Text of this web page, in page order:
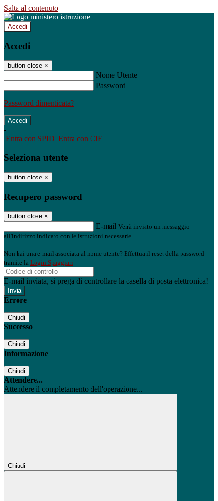
Salta al contenuto
Accedi
Accedi
button close ×
Nome Utente
Password
Password dimenticata?
-
Entra con SPID Entra con CIE
Seleziona utente
button close ×
Recupero password
button close ×
E-mail Verrà inviato un messaggio
all'indirizzo indicato con le istruzioni necessarie.
Non hai una e-mail associata al nome utente? Effettua il reset della password
tramite la Login Spaggiari
E-mail inviata, si prega di controllare la casella di posta elettronica!
Errore
Chiudi
Successo
Chiudi
Informazione
Chiudi
Attendere...
Attendere il completamento dell'operazione...
Chiudi